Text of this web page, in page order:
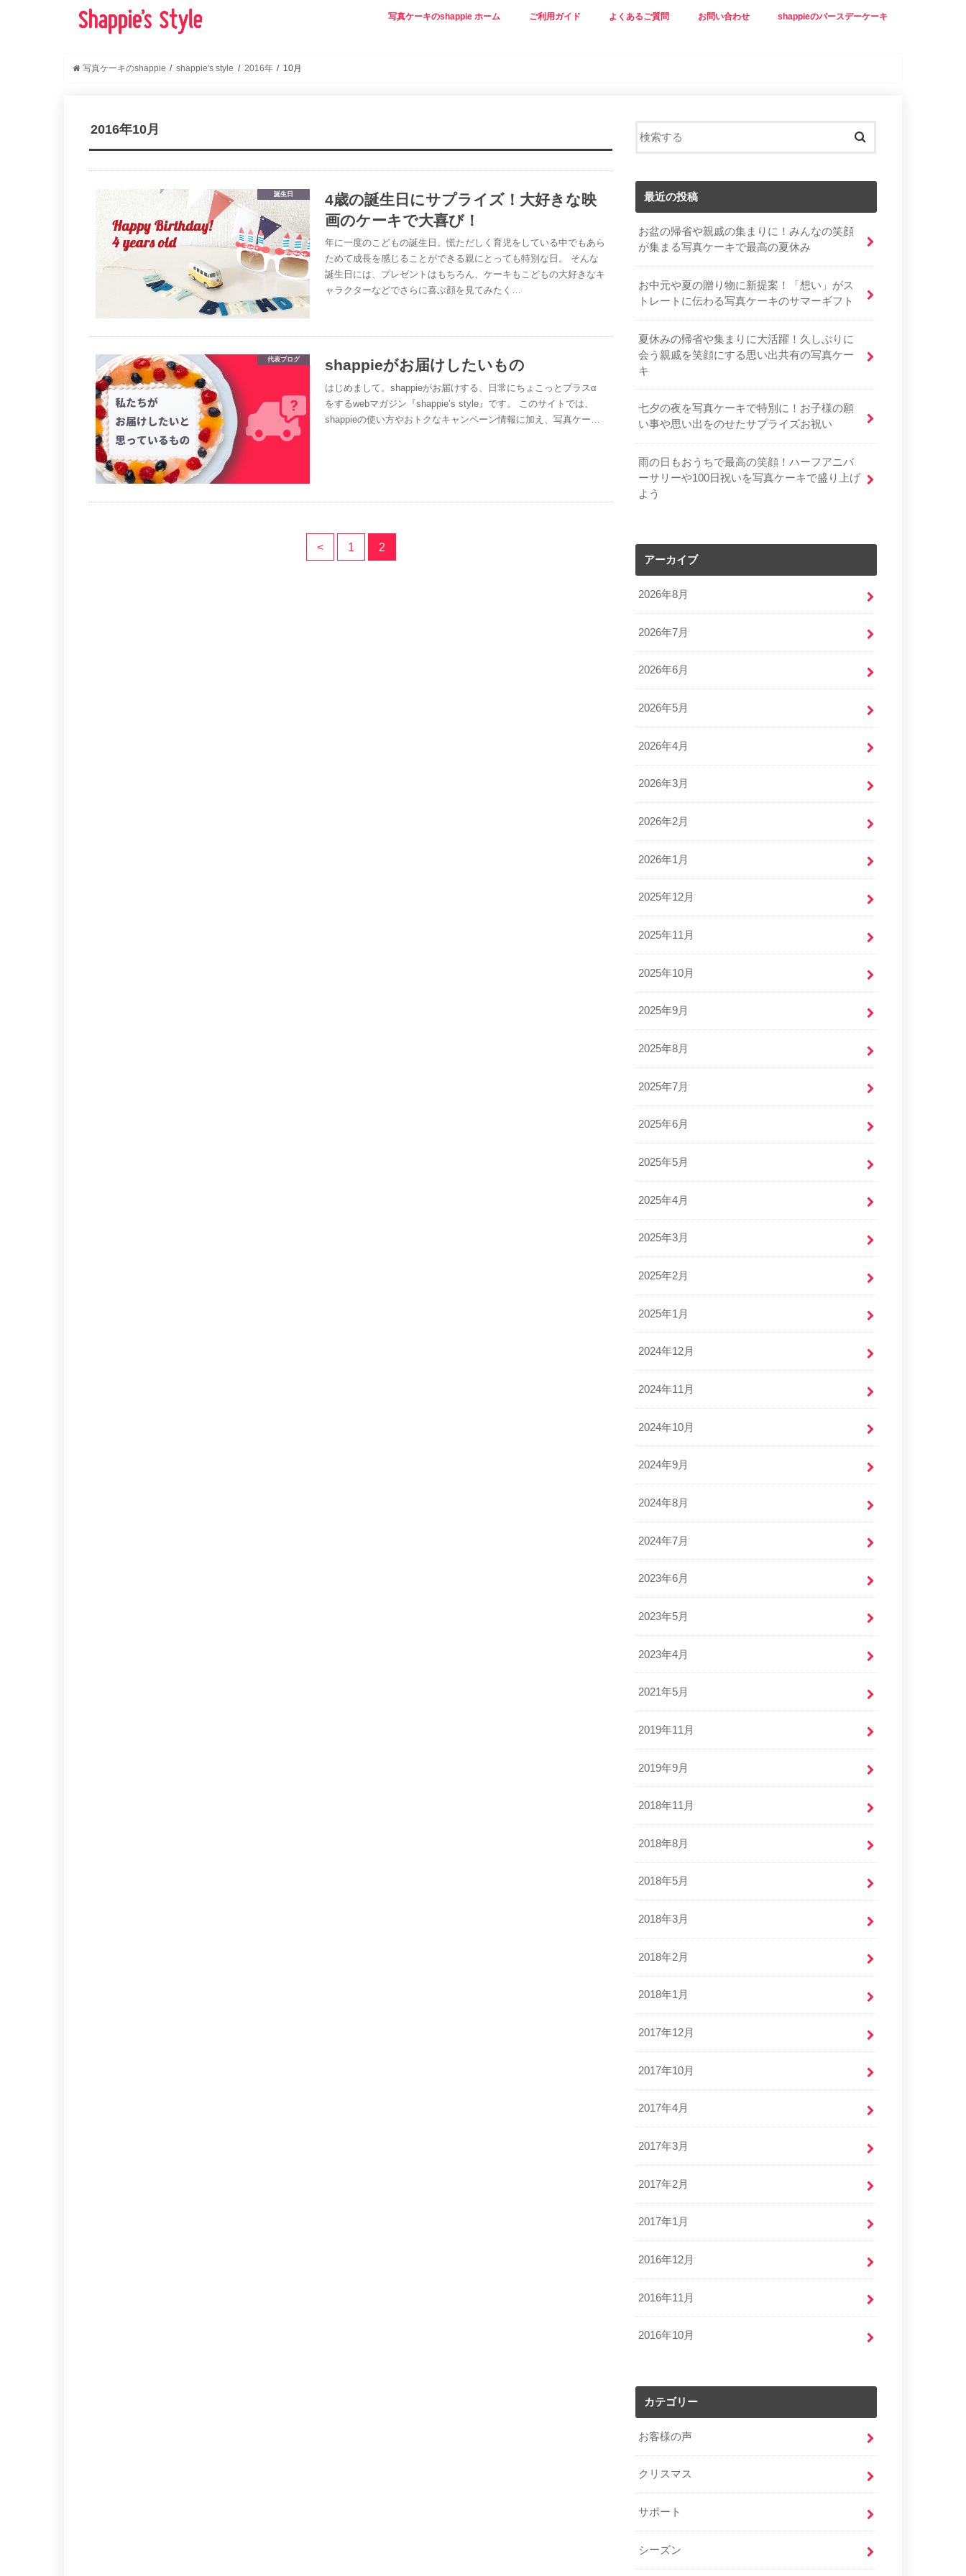
写真ケーキのshappie ホーム ご利用ガイド よくあるご質問 お問い合わせ shappieのバースデーケーキ
写真ケーキのshappie shappie's style 2016年 10月
2016年10月
誕生日
4歳の誕生日にサプライズ！大好きな映
画のケーキで大喜び！
年に一度のこどもの誕生日。慌ただしく育児をしている中でもあら
ためて成長を感じることができる親にとっても特別な日。 そんな
誕生日には、プレゼントはもちろん、ケーキもこどもの大好きなキ
ャラクターなどでさらに喜ぶ顔を見てみたく…
代表ブログ shappieがお届けしたいもの
はじめまして。shappieがお届けする、日常にちょこっとプラスα
をするwebマガジン『shappie’s style』です。 このサイトでは、
shappieの使い方やおトクなキャンペーン情報に加え、写真ケー…
< 1 2
最近の投稿
お盆の帰省や親戚の集まりに！みんなの笑顔
が集まる写真ケーキで最高の夏休み
お中元や夏の贈り物に新提案！「想い」がス
トレートに伝わる写真ケーキのサマーギフト
夏休みの帰省や集まりに大活躍！久しぶりに
会う親戚を笑顔にする思い出共有の写真ケー
キ
七夕の夜を写真ケーキで特別に！お子様の願
い事や思い出をのせたサプライズお祝い
雨の日もおうちで最高の笑顔！ハーフアニバ
ーサリーや100日祝いを写真ケーキで盛り上げ
よう
アーカイブ
2026年8月
2026年7月
2026年6月
2026年5月
2026年4月
2026年3月
2026年2月
2026年1月
2025年12月
2025年11月
2025年10月
2025年9月
2025年8月
2025年7月
2025年6月
2025年5月
2025年4月
2025年3月
2025年2月
2025年1月
2024年12月
2024年11月
2024年10月
2024年9月
2024年8月
2024年7月
2023年6月
2023年5月
2023年4月
2021年5月
2019年11月
2019年9月
2018年11月
2018年8月
2018年5月
2018年3月
2018年2月
2018年1月
2017年12月
2017年10月
2017年4月
2017年3月
2017年2月
2017年1月
2016年12月
2016年11月
2016年10月
カテゴリー
お客様の声
クリスマス
サポート
シーズン